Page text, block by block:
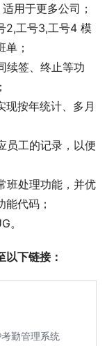
用于更多公司；
2,工号3,工号4 模
；
续签、终止等功
现按年统计、多月
员工的记录，以便
班处理功能，并优
代码；
。
下链接：